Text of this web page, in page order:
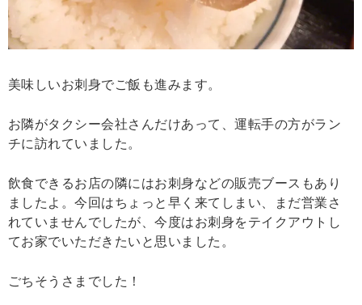
美味しいお刺身でご飯も進みます。
お隣がタクシー会社さんだけあって、運転手の方がラン
チに訪れていました。
飲食できるお店の隣にはお刺身などの販売ブースもあり
ましたよ。今回はちょっと早く来てしまい、まだ営業さ
れていませんでしたが、今度はお刺身をテイクアウトし
てお家でいただきたいと思いました。
ごちそうさまでした！